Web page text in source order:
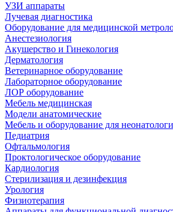
УЗИ аппараты
Лучевая диагностика
Оборудование для медицинской
Анестезиология
Акушерство и Гинекология
Дерматология
Ветеринарное оборудование
Лабораторное оборудование
ЛОР оборудование
Мебель медицинская
Модели анатомические
Мебель и оборудование для
Педиатрия
Офтальмология
Проктологическое оборудование
Кардиология
Стерилизация и дезинфекция
Урология
Физиотерапия